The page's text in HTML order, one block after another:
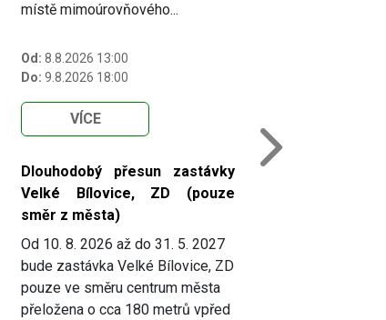
místě mimoúrovňového...
Od: 8.8.2026 13:00
Do: 9.8.2026 18:00
VÍCE
Dlouhodobý přesun zastávky
Velké Bílovice, ZD (pouze
směr z města)
Od 10. 8. 2026 až do 31. 5. 2027
bude zastávka Velké Bílovice, ZD
pouze ve směru centrum města
přeložena o cca 180 metrů vpřed